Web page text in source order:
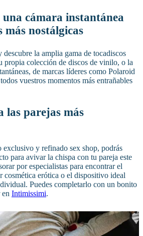
una cámara instantánea
más nostálgicas
descubre la amplia gama de tocadiscos
propia colección de discos de vinilo, o la
de marcas líderes como Polaroid
vuestros momentos más entrañables
las parejas más
exclusivo y refinado sex shop, podrás
para avivar la chispa con tu pareja este
por especialistas para encontrar el
cosmética erótica o el dispositivo ideal
Puedes completarlo con un bonito
Intimissimi.